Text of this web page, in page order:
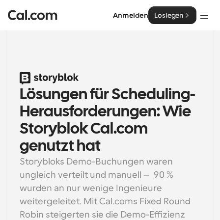
Anmelden Loslegen
Lösungen
Nach Teamgröße
Für Einzelpersonen
Persönliche Terminplanung einfach gemacht
Für Teams
Kollaborative Planung für Gruppen
Für Entwickler
Leistungsstarke Funktionen und Integrationen
Für Unternehmen
Enterprise
Entwickler
Entwicklerdokumentation
Dokumentation für die Cal.com-Plattform
API
Ressourcen
API
Erstellen Sie Ihre eigenen Integrationen mit unserer
Cal.ai
Preisgestaltung
Lösungen für Scheduling-
Herausforderungen: Wie
Storyblok Cal.com
genutzt hat
Storybloks Demo-Buchungen waren
ungleich verteilt und manuell — 90 %
wurden an nur wenige Ingenieure
weitergeleitet. Mit Cal.coms Fixed Round
Robin steigerten sie die Demo-Effizienz